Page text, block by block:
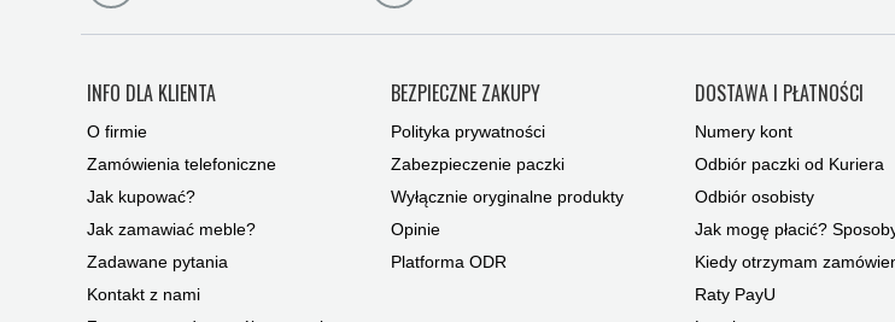
INFO DLA KLIENTA
O firmie
Zamówienia telefoniczne
Jak kupować?
Jak zamawiać meble?
Zadawane pytania
Kontakt z nami
BEZPIECZNE ZAKUPY
Polityka prywatności
Zabezpieczenie paczki
Wyłącznie oryginalne produkty
Opinie
Platforma ODR
DOSTAWA I PŁATNOŚCI
Numery kont
Odbiór paczki od Kuriera
Odbiór osobisty
Jak mogę płacić?
Kiedy otrzymam
Raty PayU